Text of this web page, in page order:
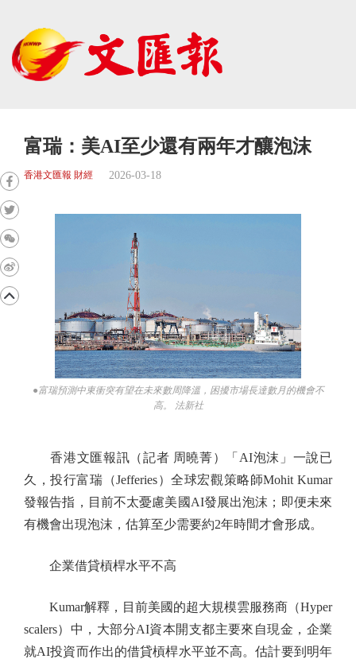
富瑞：美AI至少還有兩年才釀泡沫
香港文匯報 財經 2026-03-18
●富瑞預測中東衝突有望在未來數周降溫，困擾市場長達數月的機會不
高。 法新社
香港文匯報訊（記者 周曉菁）「AI泡沫」一說已
久，投行富瑞（Jefferies）全球宏觀策略師Mohit Kumar
發報告指，目前不太憂慮美國AI發展出泡沫；即便未來
有機會出現泡沫，估算至少需要約2年時間才會形成。
企業借貸槓桿水平不高
Kumar解釋，目前美國的超大規模雲服務商（Hyper
scalers）中，大部分AI資本開支都主要來自現金，企業
就AI投資而作出的借貸槓桿水平並不高。估計要到明年